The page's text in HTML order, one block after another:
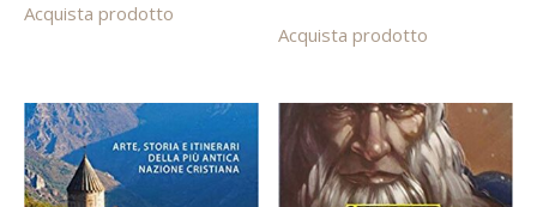
Acquista prodotto
Acquista prodotto